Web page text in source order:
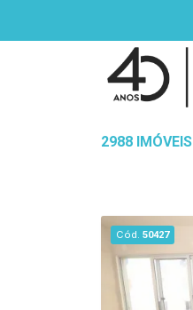
2988 IMÓVEIS
Cód. 50427